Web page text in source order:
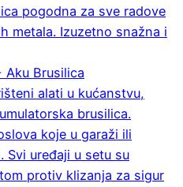
pogodna za sve radove
metala. Izuzetno snažna i
Aku Brusilica
alati u kućanstvu,
brusilica.
koje u garaži ili
Svi uređaji u setu su
protiv klizanja za sigur